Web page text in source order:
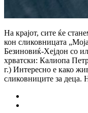
На крајот, сите ќе
кон сликовницата
Безиновиќ-Хејдон со
хрватски: Калиопа
г.) Интересно е како
сликовниците за деца.